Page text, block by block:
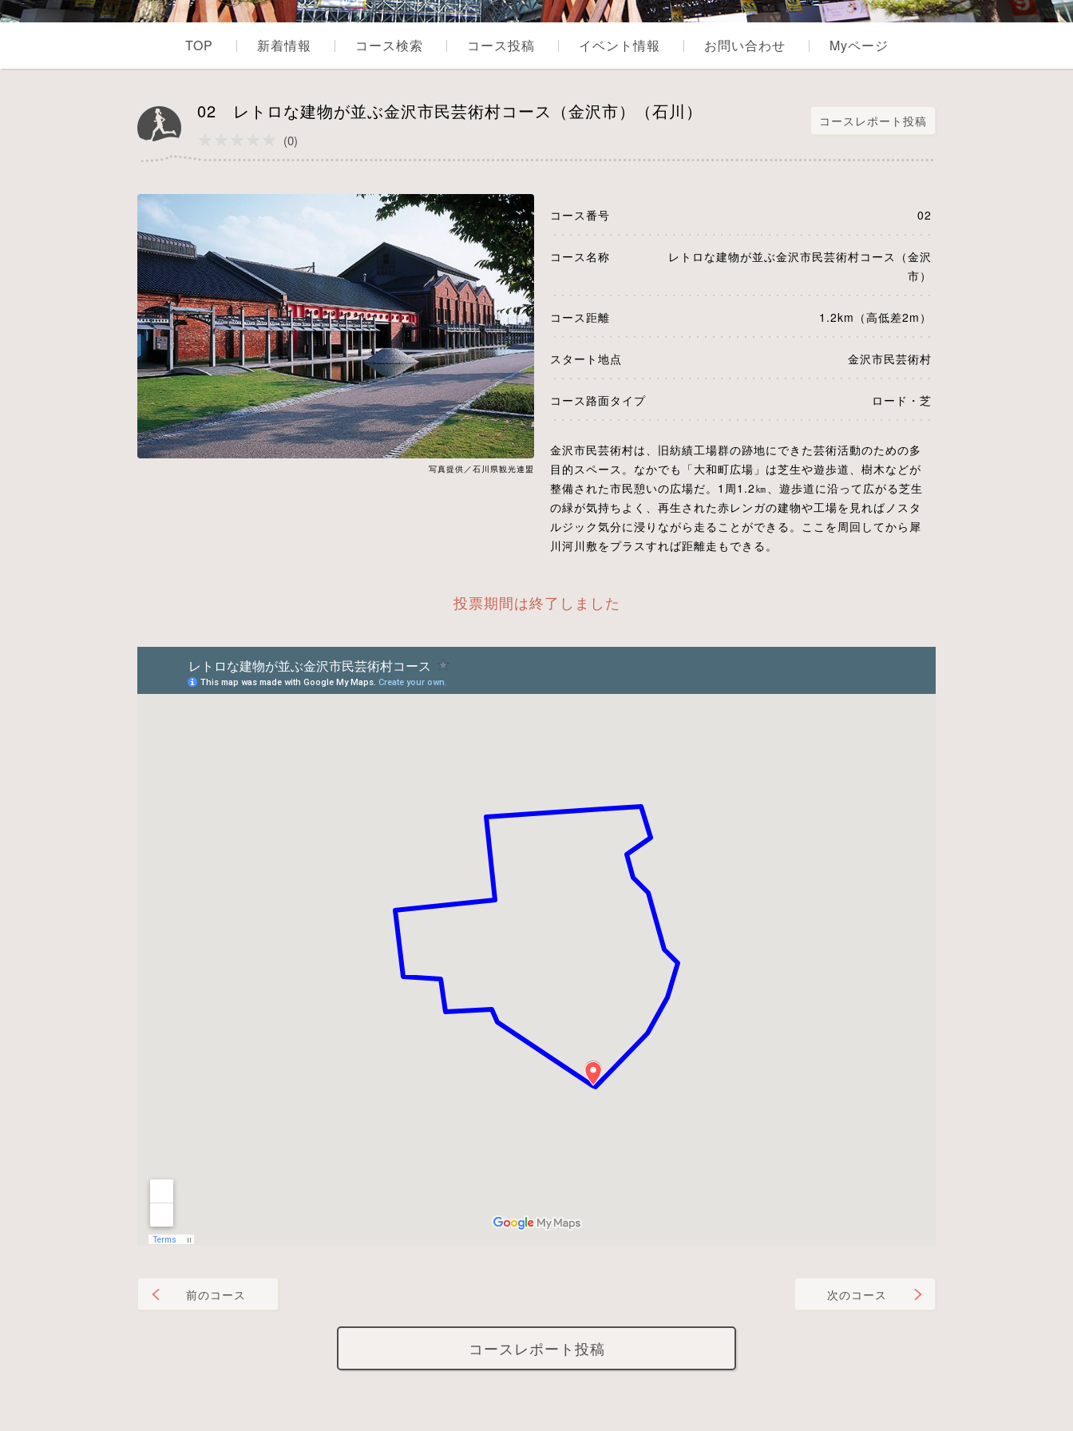
TOP 新着情報 コース検索 コース投稿 イベント情報 お問い合わせ Myページ
02 レトロな建物が並ぶ金沢市民芸術村コース（金沢市）（石川）
(0)
コースレポート投稿
写真提供／石川県観光連盟
コース番号 02
コース名称
レトロな建物が並ぶ金沢市民芸術村コース（金沢
市）
コース距離 1.2km（高低差2m）
スタート地点 金沢市民芸術村
コース路面タイプ ロード・芝
金沢市民芸術村は、旧紡績工場群の跡地にできた芸術活動のための多
目的スペース。なかでも「大和町広場」は芝生や遊歩道、樹木などが
整備された市民憩いの広場だ。1周1.2㎞、遊歩道に沿って広がる芝生
の緑が気持ちよく、再生された赤レンガの建物や工場を見ればノスタ
ルジック気分に浸りながら走ることができる。ここを周回してから犀
川河川敷をプラスすれば距離走もできる。
投票期間は終了しました
次のコース
前のコース
コースレポート投稿